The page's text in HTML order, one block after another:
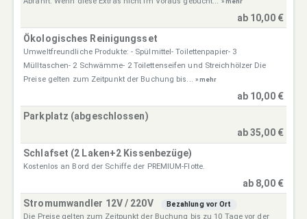
» mehr
ab 10,00 €
Ökologisches Reinigungsset
Umweltfreundliche Produkte: - Spülmittel- Toilettenpapier- 3
Mülltaschen- 2 Schwämme- 2 Toilettenseifen und Streichhölzer Die
Preise gelten zum Zeitpunkt der Buchung bis... » mehr
ab 10,00 €
Parkplatz (abgeschlossen)
ab 35,00 €
Schlafset (2 Laken+2 Kissenbezüge)
Kostenlos an Bord der Schiffe der PREMIUM-Flotte.
ab 8,00 €
Stromumwandler 12V / 220V
Bezahlung vor Ort
Die Preise gelten zum Zeitpunkt der Buchung bis zu 10 Tage vor der